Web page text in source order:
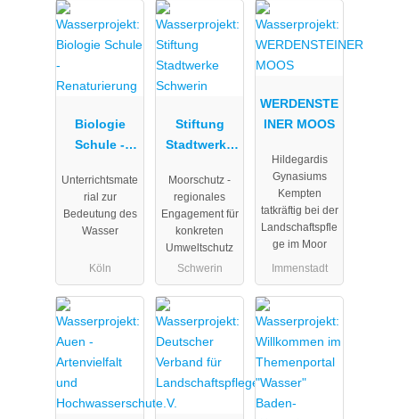
Biologie
Schule -
ng
Unterrichtsmate
rial zur
Bedeutung des
Wasser
Köln
Stiftung
Stadtwerke
Moorschutz -
regionales
Engagement für
konkreten
Umweltschutz
Schwerin
WERDENSTE
INER MOOS
Hildegardis
Gynasiums
Kempten
tatkräftig bei der
Landschaftspfle
ge im Moor
Immenstadt